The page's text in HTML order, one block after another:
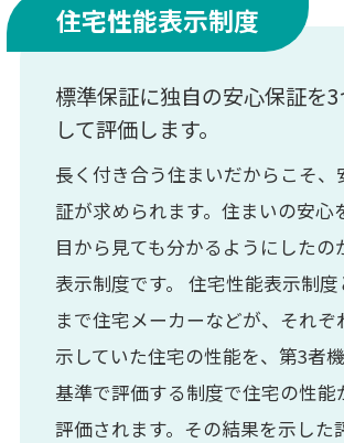
住宅性能表示制度
標準保証に独自の安心保証を
して評価します。
長く付き合う住まいだからこそ、
証が求められます。住まいの安心
目から見ても分かるようにしたの
表示制度です。 住宅性能表示制
まで住宅メーカーなどが、それぞ
示していた住宅の性能を、第3者
基準で評価する制度で住宅の性能
評価されます。その結果を示した